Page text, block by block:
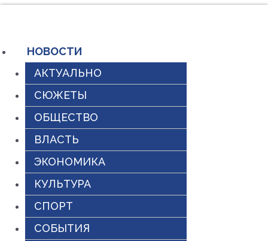
содержимому
НОВОСТИ
АКТУАЛЬНО
СЮЖЕТЫ
ОБЩЕСТВО
ВЛАСТЬ
ЭКОНОМИКА
КУЛЬТУРА
СПОРТ
СОБЫТИЯ